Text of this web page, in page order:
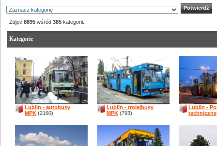
Zdjęć 8895 wśród 385 kategorii.
Kategorie
Lublin - autobusy
MPK (2160)
Lublin - trolejbusy
MPK (793)
Lublin -
techniczne